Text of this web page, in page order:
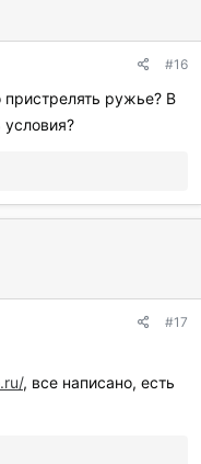
#16
ружье? В
условия?
#17
, все написано, есть